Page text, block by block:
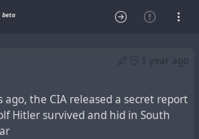
beta
1 year ago
ago, the CIA released a secret report
Hitler survived and hid in South